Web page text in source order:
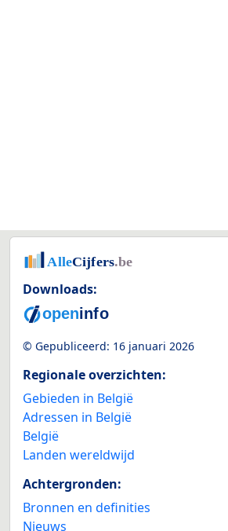
Downloads:
© Gepubliceerd: 16 januari 2026
Regionale overzichten:
Gebieden in België
Adressen in België
België
Landen wereldwijd
Achtergronden:
Bronnen en definities
Nieuws